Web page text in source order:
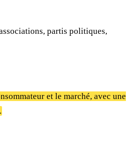
partis politiques,
et le marché, avec une